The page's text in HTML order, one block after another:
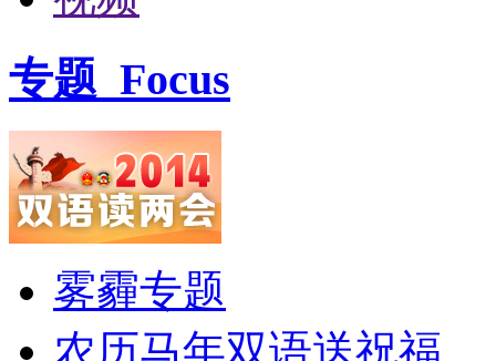
专题 Focus
雾霾专题
农历马年双语送祝福